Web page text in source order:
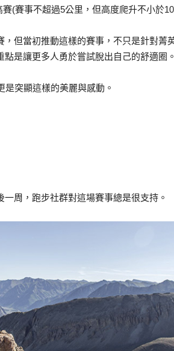
(賽事不超過5公里，但高度爬升不小於
但當初推動這樣的賽事，不只是針對菁
是讓更多人勇於嘗試脫出自己的舒適圈。
突顯這樣的美麗與感動。
周，跑步社群對這場賽事總是很支持。